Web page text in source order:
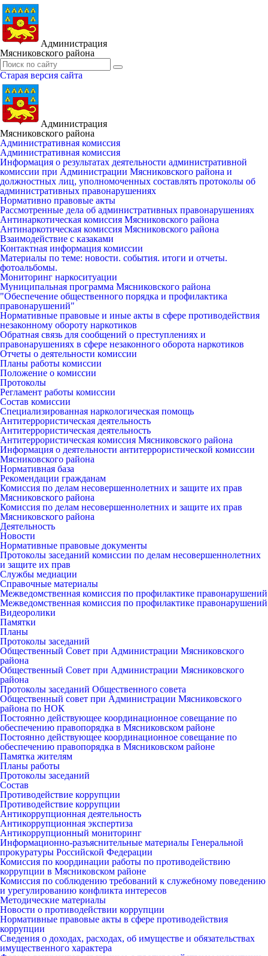
Администрация
Мясниковского района
Старая версия сайта
Администрация
Мясниковского района
Административная комиссия
Административная комиссия
Информация о результатах деятельности административной
комиссии при Администрации Мясниковского района и
должностных лиц, уполномоченных составлять протоколы об
административных правонарушениях
Нормативно правовые акты
Рассмотренные дела об административных правонарушениях
Антинаркотическая комиссия Мясниковского района
Антинаркотическая комиссия Мясниковского района
Взаимодействие с казаками
Контактная информация комиссии
Материалы по теме: новости. события. итоги и отчеты.
фотоальбомы.
Мониторинг наркоситуации
Муниципальная программа Мясниковского района
"Обеспечение общественного порядка и профилактика
правонарушений"
Нормативные правовые и иные акты в сфере противодействия
незаконному обороту наркотиков
Обратная связь для сообщений о преступлениях и
правонарушениях в сфере незаконного оборота наркотиков
Отчеты о деятельности комиссии
Планы работы комиссии
Положение о комиссии
Протоколы
Регламент работы комиссии
Состав комиссии
Специализированная наркологическая помощь
Антитеррористическая деятельность
Антитеррористическая деятельность
Антитеррористическая комиссия Мясниковского района
Информация о деятельности антитеррористической комиссии
Мясниковского района
Нормативная база
Рекомендации гражданам
Комиссия по делам несовершеннолетних и защите их прав
Мясниковского района
Комиссия по делам несовершеннолетних и защите их прав
Мясниковского района
Деятельность
Новости
Нормативные правовые документы
Протоколы заседаний комиссии по делам несовершеннолетних
и защите их прав
Службы медиации
Справочные материалы
Межведомственная комиссия по профилактике правонарушений
Межведомственная комиссия по профилактике правонарушений
Видеоролики
Памятки
Планы
Протоколы заседаний
Общественный Совет при Администрации Мясниковского
района
Общественный Совет при Администрации Мясниковского
района
Протоколы заседаний Общественного совета
Общественный совет при Администрации Мясниковского
района по НОК
Постоянно действующее координационное совещание по
обеспечению правопорядка в Мясниковском районе
Постоянно действующее координационное совещание по
обеспечению правопорядка в Мясниковском районе
Памятка жителям
Планы работы
Протоколы заседаний
Состав
Противодействие коррупции
Противодействие коррупции
Антикоррупционная деятельность
Антикоррупционная экспертиза
Антикоррупционный мониторинг
Информационно-разъяснительные материалы Генеральной
прокуратуры Российской Федерации
Комиссия по координации работы по противодействию
коррупции в Мясниковском районе
Комиссия по соблюдению требований к служебному поведению
и урегулированию конфликта интересов
Методические материалы
Новости о противодействии коррупции
Нормативные правовые акты в сфере противодействия
коррупции
Сведения о доходах, расходах, об имуществе и обязательствах
имущественного характера